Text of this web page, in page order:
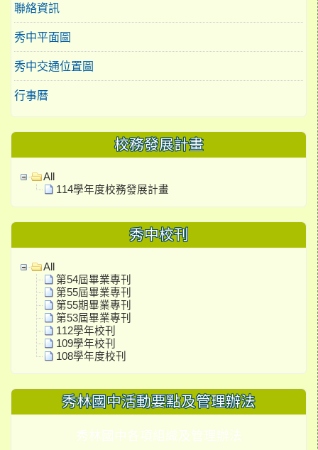
聯絡資訊
秀中平面圖
秀中交通位置圖
行事曆
校務發展計畫
All
114學年度校務發展計畫
秀中校刊
All
第54屆畢業專刊
第55屆畢業專刊
第55期畢業專刊
第53屆畢業專刊
112學年校刊
109學年校刊
108學年度校刊
秀林國中活動要點及管理辦法
秀林國中各項組織及管理辦法